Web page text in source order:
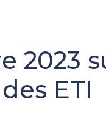
2023
ETI